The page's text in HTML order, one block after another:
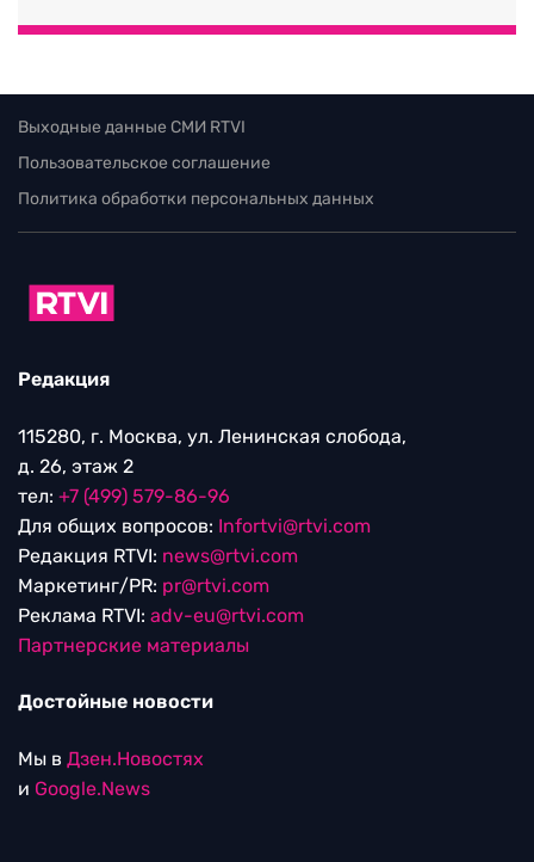
Выходные данные СМИ RTVI
Пользовательское соглашение
Политика обработки персональных данных
Редакция
115280, г. Москва, ул. Ленинская слобода,
д. 26, этаж 2
тел: +7 (499) 579-86-96
Для общих вопросов: Infortvi@rtvi.com
Редакция RTVI: news@rtvi.com
Маркетинг/PR: pr@rtvi.com
Реклама RTVI: adv-eu@rtvi.com
Партнерские материалы
Достойные новости
Мы в Дзен.Новостях
и Google.News